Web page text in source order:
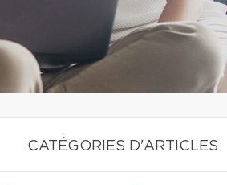
CATÉGORIES D'ARTICLES